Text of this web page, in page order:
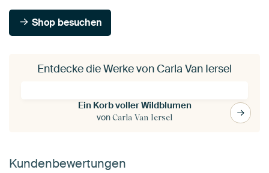
Shop besuchen
Entdecke die Werke von Carla Van Iersel
Ein Korb voller Wildblumen
vonCarla Van Iersel
Kundenbewertungen